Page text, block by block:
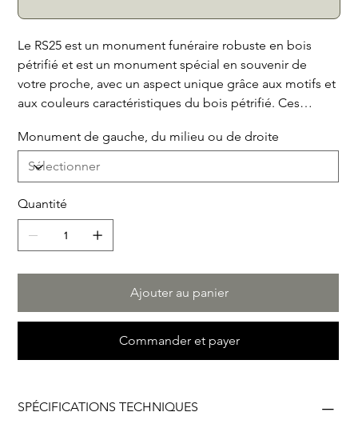
Le RS25 est un monument funéraire robuste en bois
pétrifié et est un monument spécial en souvenir de
votre proche, avec un aspect unique grâce aux motifs et
aux couleurs caractéristiques du bois pétrifié. Ces
d’années et étaient lentement déformées par les
minéraux qui remplaçaient peu à peu le bois. Vous
pouvez être assuré qu'il n'y a pas deux pierres
identiques, ce qui fait des pierres tombales un
hommage vraiment unique à votre bien-aimé. Avec des
hauteurs de (gauche) 95 cm, (milieu) 93 cm et (droite) 76
honorable de vos proches. Choisissez un monument
funéraire en bois pétrifié et rendez un hommage
durable à vos proches avec un morceau d'histoire
naturelle. De plus, ces objets en bois pétrifié
constituent un investissement précieux pour l'avenir en
période, contrairement aux monuments funéraires
Monument de gauche, du milieu ou de droite
Quantité
Ajouter au panier
Commander et payer
SPÉCIFICATIONS TECHNIQUES